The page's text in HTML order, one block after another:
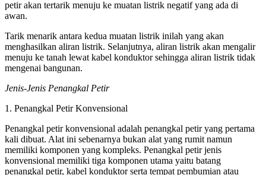
petir akan tertarik menuju ke muatan listrik negatif yang ada di
awan.
Tarik menarik antara kedua muatan listrik inilah yang akan
menghasilkan aliran listrik. Selanjutnya, aliran listrik akan mengalir
menuju ke tanah lewat kabel konduktor sehingga aliran listrik tidak
mengenai bangunan.
Jenis-Jenis Penangkal Petir
1. Penangkal Petir Konvensional
Penangkal petir konvensional adalah penangkal petir yang pertama
kali dibuat. Alat ini sebenarnya bukan alat yang rumit namun
memiliki komponen yang kompleks. Penangkal petir jenis
konvensional memiliki tiga komponen utama yaitu batang
penangkal petir, kabel konduktor serta tempat pembumian atau